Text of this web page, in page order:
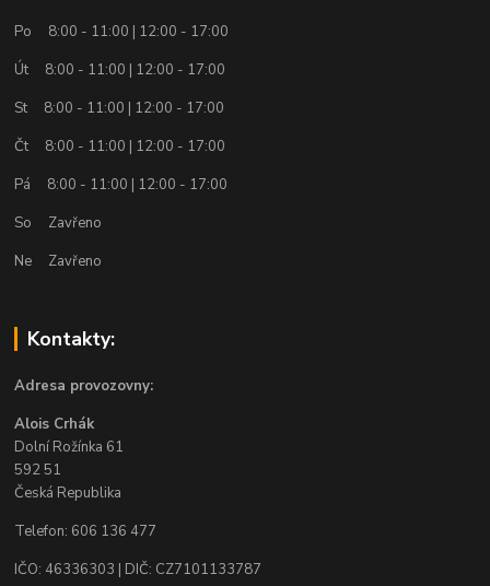
Po 8:00 - 11:00 | 12:00 - 17:00
Út 8:00 - 11:00 | 12:00 - 17:00
St 8:00 - 11:00 | 12:00 - 17:00
Čt 8:00 - 11:00 | 12:00 - 17:00
Pá 8:00 - 11:00 | 12:00 - 17:00
So Zavřeno
Ne Zavřeno
Kontakty:
Adresa provozovny:
Alois Crhák
Dolní Rožínka 61
592 51
Česká Republika
Telefon: 606 136 477
IČO: 46336303 | DIČ: CZ7101133787